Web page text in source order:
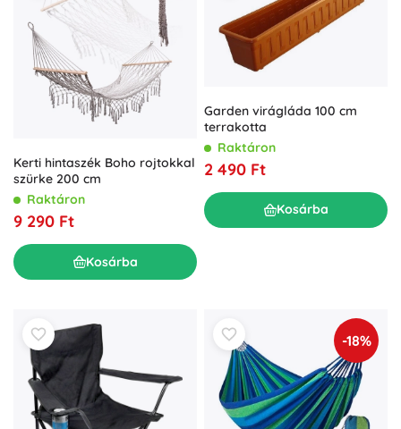
Kerti hintaszék Boho rojtokkal
szürke 200 cm
Raktáron
9 290 Ft
Kosárba
Garden virágláda 100 cm
terrakotta
Raktáron
2 490 Ft
Kosárba
-18%